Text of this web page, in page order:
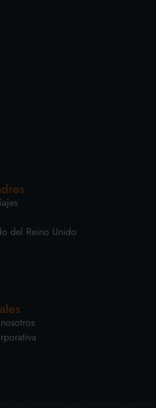
del Reino Unido